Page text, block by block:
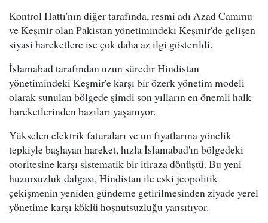
Kontrol Hattı'nın diğer tarafında, resmi adı Azad Cammu
ve Keşmir olan Pakistan yönetimindeki Keşmir'de gelişen
siyasi hareketlere ise çok daha az ilgi gösterildi.
İslamabad tarafından uzun süredir Hindistan
yönetimindeki Keşmir'e karşı bir özerk yönetim modeli
olarak sunulan bölgede şimdi son yılların en önemli halk
hareketlerinden bazıları yaşanıyor.
Yükselen elektrik faturaları ve un fiyatlarına yönelik
tepkiyle başlayan hareket, hızla İslamabad'ın bölgedeki
otoritesine karşı sistematik bir itiraza dönüştü. Bu yeni
huzursuzluk dalgası, Hindistan ile eski jeopolitik
çekişmenin yeniden gündeme getirilmesinden ziyade yerel
yönetime karşı köklü hoşnutsuzluğu yansıtıyor.